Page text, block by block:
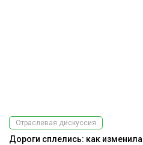
Отраслевая дискуссия
Дороги сплелись: как